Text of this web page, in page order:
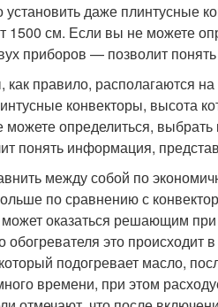
даже плинтусные
1500 см. Если вы не можете
приборов — позволит
правило, располагаются
конвекторы, высота
определиться, выбрать
понять информация,
между собой по
по сравнению с
может оказаться решающим
это происходит
подогревает масло,
времени, при этом